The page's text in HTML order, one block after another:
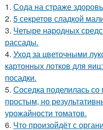
1. Сода на страже
2. 5 секретов сладкой
3. Четыре народных
рассады.
4. Уход за цветочными
картонных лотков для
посадки.
5. Соседка поделилась
простым, но
урожайности томатов.
6. Что произойдёт с